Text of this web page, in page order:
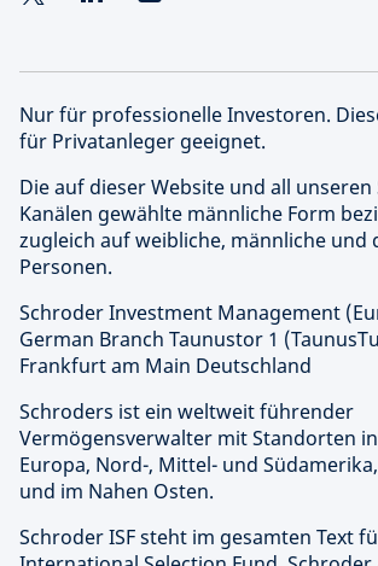
Nur für professionelle Investoren.
für Privatanleger geeignet.
Die auf dieser Website und all unseren
Kanälen gewählte männliche Form
zugleich auf weibliche, männliche und
Personen.
Schroder Investment Management
German Branch Taunustor 1
Frankfurt am Main Deutschland
Schroders ist ein weltweit führender
Vermögensverwalter mit Standorten
Europa, Nord-, Mittel- und
und im Nahen Osten.
Schroder ISF steht im gesamten Text